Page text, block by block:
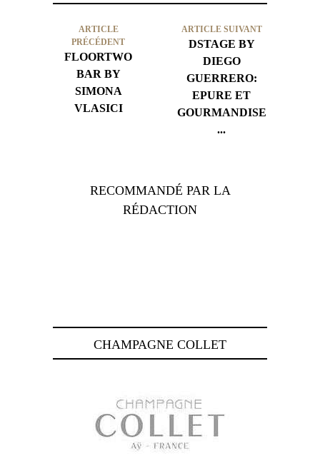
ARTICLE
PRÉCÉDENT
FLOORTWO
BAR BY
SIMONA
VLASICI
ARTICLE SUIVANT
DSTAGE BY
DIEGO
GUERRERO:
EPURE ET
GOURMANDISE
...
RECOMMANDÉ PAR LA
RÉDACTION
CHAMPAGNE COLLET